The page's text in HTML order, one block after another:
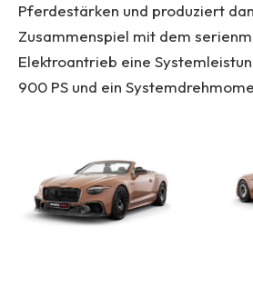
Pferdestärken und produziert
Zusammenspiel mit dem
Elektroantrieb eine
900 PS und ein